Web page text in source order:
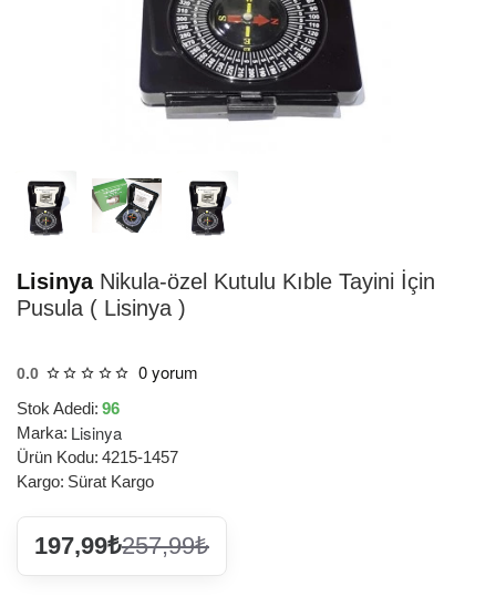
TESLİMAT
LisinyaNikula-özel Kutulu Kıble Tayini İçin
Pusula ( Lisinya )
0.0 0 yorum
Stok Adedi: 96
Marka: Lisinya
Ürün Kodu: 4215-1457
Kargo: Sürat Kargo
197,99₺257,99₺